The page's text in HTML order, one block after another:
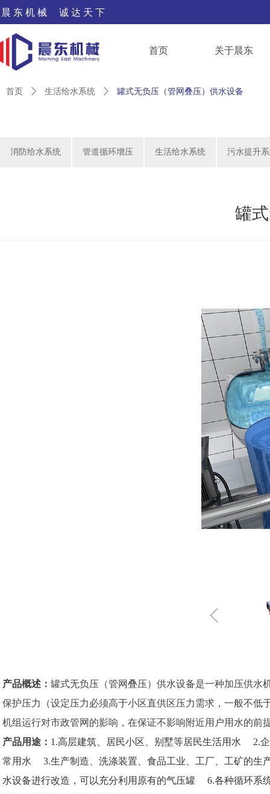
晨 东 机 械 诚 达 天 下
首页 关于晨东
首页 ꄲ 生活给水系统 ꄲ 罐式无负压（管网叠压）供水设备
罐
产品概述： 罐式无负压（管网叠压）供水设备是一种加压供水
保护压力（设定压力必须高于小区直供区压力需求，一般不低
机组运行对市政管网的影响，在保证不影响附近用户用水的前
产品用途： 1.高层建筑、居民小区、别墅等居民生活用水 2.
常用水 3.生产制造、洗涤装置、食品工业、工厂、工矿的
水设备进行改造，可以充分利用原有的气压罐 6.各种循环
消防给水系统 管道循环增压 生活给水系统 污水提升
ꁆ